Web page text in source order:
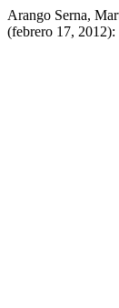
Arango Serna,
(febrero 17,